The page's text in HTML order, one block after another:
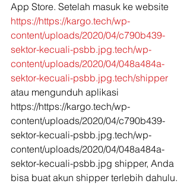
App Store. Setelah masuk ke website
https://https://kargo.tech/wp-
content/uploads/2020/04/c790b439-
sektor-kecuali-psbb.jpg.tech/wp-
content/uploads/2020/04/048a484a-
sektor-kecuali-psbb.jpg.tech/shipper
atau mengunduh aplikasi
https://https://kargo.tech/wp-
content/uploads/2020/04/c790b439-
sektor-kecuali-psbb.jpg.tech/wp-
content/uploads/2020/04/048a484a-
sektor-kecuali-psbb.jpg shipper, Anda
bisa buat akun shipper terlebih dahulu.